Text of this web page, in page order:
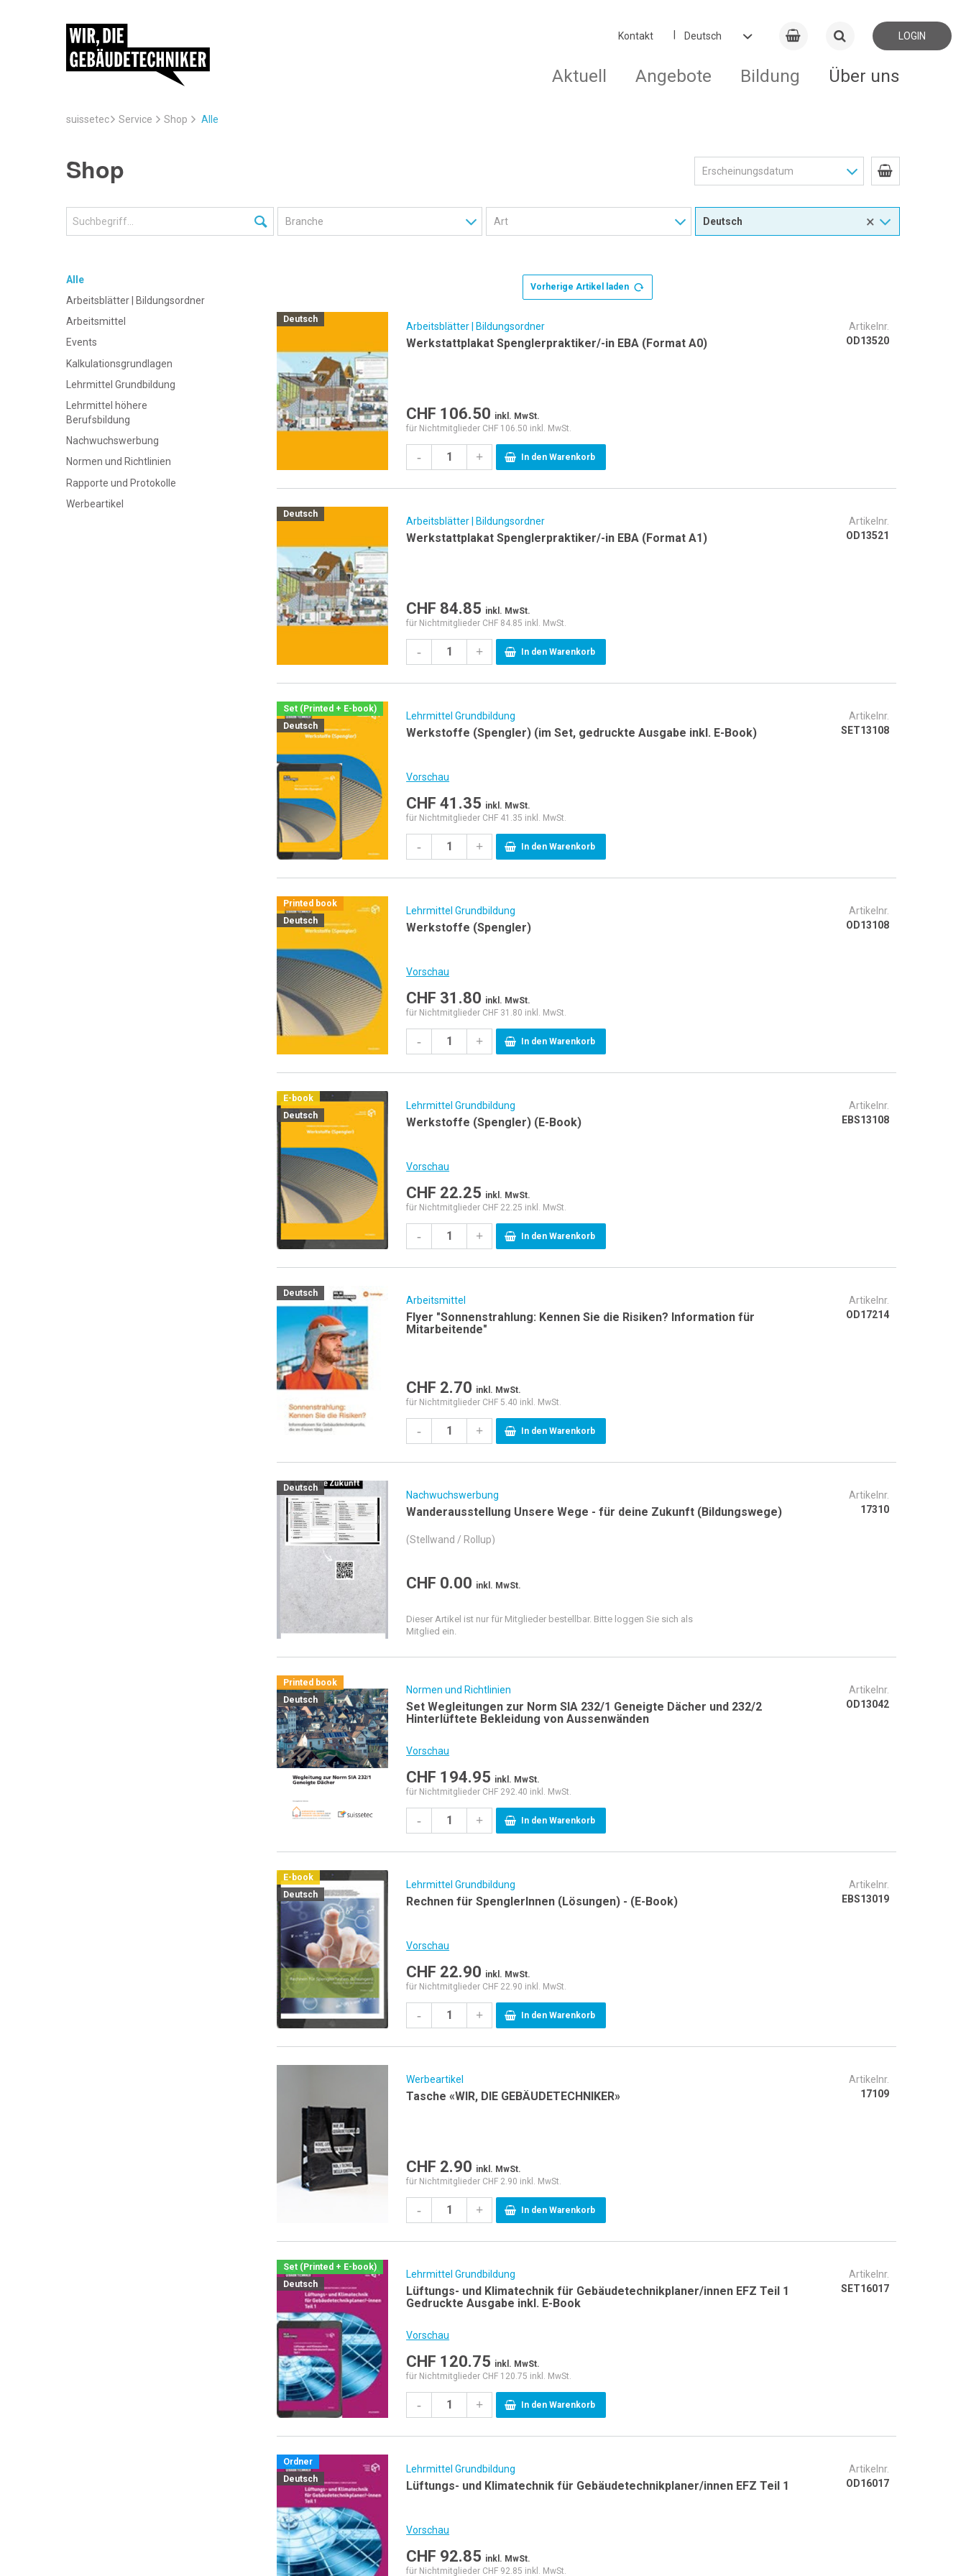
Kontakt LOGIN
Aktuell Angebote Bildung Über uns
suissetec Service Shop Alle
Shop
×
Alle
Arbeitsblätter | Bildungsordner
Arbeitsmittel
Events
Kalkulationsgrundlagen
Lehrmittel Grundbildung
Lehrmittel höhere
Berufsbildung
Nachwuchswerbung
Normen und Richtlinien
Rapporte und Protokolle
Werbeartikel
Vorherige Artikel laden
Artikelnr.
OD13520
Deutsch
Arbeitsblätter | Bildungsordner
Werkstattplakat Spenglerpraktiker/-in EBA (Format A0)
CHF 106.50 inkl. MwSt.
für Nichtmitglieder CHF 106.50 inkl. MwSt.
- + In den Warenkorb
Artikelnr.
OD13521
Deutsch
Arbeitsblätter | Bildungsordner
Werkstattplakat Spenglerpraktiker/-in EBA (Format A1)
CHF 84.85 inkl. MwSt.
für Nichtmitglieder CHF 84.85 inkl. MwSt.
- + In den Warenkorb
Artikelnr.
SET13108
Set (Printed + E-book)
Deutsch
Lehrmittel Grundbildung
Werkstoffe (Spengler) (im Set, gedruckte Ausgabe inkl. E-Book)
Vorschau
CHF 41.35 inkl. MwSt.
für Nichtmitglieder CHF 41.35 inkl. MwSt.
- + In den Warenkorb
Artikelnr.
OD13108
Printed book
Deutsch
Lehrmittel Grundbildung
Werkstoffe (Spengler)
Vorschau
CHF 31.80 inkl. MwSt.
für Nichtmitglieder CHF 31.80 inkl. MwSt.
- + In den Warenkorb
Artikelnr.
EBS13108
E-book
Deutsch
Lehrmittel Grundbildung
Werkstoffe (Spengler) (E-Book)
Vorschau
CHF 22.25 inkl. MwSt.
für Nichtmitglieder CHF 22.25 inkl. MwSt.
- + In den Warenkorb
Artikelnr.
OD17214
Deutsch
Arbeitsmittel
Flyer "Sonnenstrahlung: Kennen Sie die Risiken? Information für
Mitarbeitende"
CHF 2.70 inkl. MwSt.
für Nichtmitglieder CHF 5.40 inkl. MwSt.
- + In den Warenkorb
Artikelnr.
17310
Deutsch
Nachwuchswerbung
Wanderausstellung Unsere Wege - für deine Zukunft (Bildungswege)
(Stellwand / Rollup)
CHF 0.00 inkl. MwSt.
Dieser Artikel ist nur für Mitglieder bestellbar. Bitte loggen Sie sich als
Mitglied ein.
Artikelnr.
OD13042
Printed book
Deutsch
Normen und Richtlinien
Set Wegleitungen zur Norm SIA 232/1 Geneigte Dächer und 232/2
Hinterlüftete Bekleidung von Aussenwänden
Vorschau
CHF 194.95 inkl. MwSt.
für Nichtmitglieder CHF 292.40 inkl. MwSt.
- + In den Warenkorb
Artikelnr.
EBS13019
E-book
Deutsch
Lehrmittel Grundbildung
Rechnen für SpenglerInnen (Lösungen) - (E-Book)
Vorschau
CHF 22.90 inkl. MwSt.
für Nichtmitglieder CHF 22.90 inkl. MwSt.
- + In den Warenkorb
Artikelnr.
17109
Werbeartikel
Tasche «WIR, DIE GEBÄUDETECHNIKER»
CHF 2.90 inkl. MwSt.
für Nichtmitglieder CHF 2.90 inkl. MwSt.
- + In den Warenkorb
Artikelnr.
SET16017
Set (Printed + E-book)
Deutsch
Lehrmittel Grundbildung
Lüftungs- und Klimatechnik für Gebäudetechnikplaner/innen EFZ Teil 1
Gedruckte Ausgabe inkl. E-Book
Vorschau
CHF 120.75 inkl. MwSt.
für Nichtmitglieder CHF 120.75 inkl. MwSt.
- + In den Warenkorb
Artikelnr.
OD16017
Ordner
Deutsch
Lehrmittel Grundbildung
Lüftungs- und Klimatechnik für Gebäudetechnikplaner/innen EFZ Teil 1
Vorschau
CHF 92.85 inkl. MwSt.
für Nichtmitglieder CHF 92.85 inkl. MwSt.